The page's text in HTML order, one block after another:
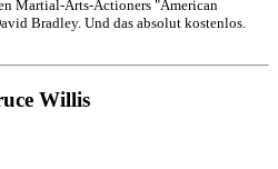
Martial-Arts-Actioners "American
Bradley. Und das absolut kostenlos.
Willis